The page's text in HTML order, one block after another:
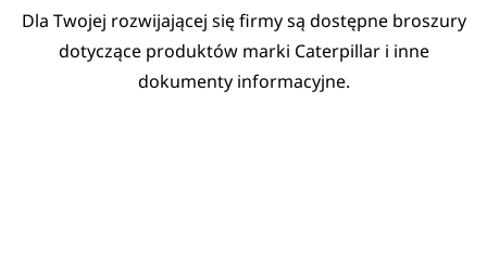
Dla Twojej rozwijającej się firmy są dostępne broszury
dotyczące produktów marki Caterpillar i inne
dokumenty informacyjne.